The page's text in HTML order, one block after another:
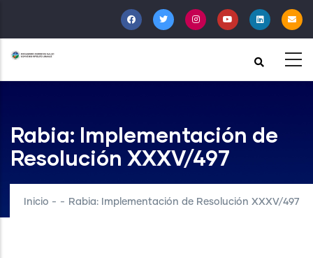
al
contenido
principal
Rabia: Implementación de
Resolución XXXV/497
Inicio - - Rabia: Implementación de Resolución XXXV/497